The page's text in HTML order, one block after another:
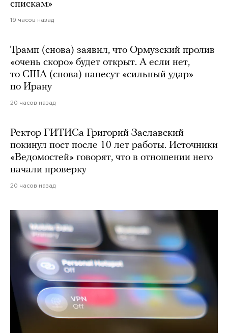
спискам»
19 часов назад
Трамп (снова) заявил, что Ормузский пролив
«очень скоро» будет открыт. А если нет,
то США (снова) нанесут «сильный удар»
по Ирану
20 часов назад
Ректор ГИТИСа Григорий Заславский
покинул пост после 10 лет работы. Источники
«Ведомостей» говорят, что в отношении него
начали проверку
20 часов назад